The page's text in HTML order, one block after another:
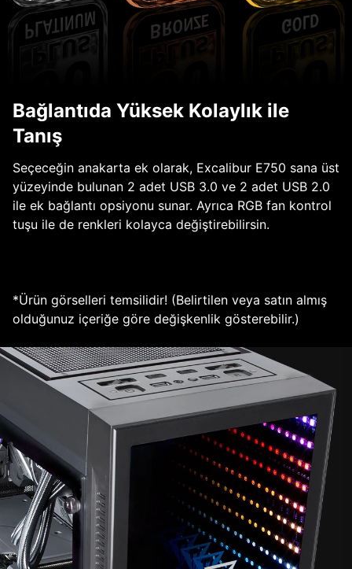
Bağlantıda Yüksek Kolaylık ile
Tanış
Seçeceğin anakarta ek olarak, Excalibur E750 sana üst
yüzeyinde bulunan 2 adet USB 3.0 ve 2 adet USB 2.0
ile ek bağlantı opsiyonu sunar. Ayrıca RGB fan kontrol
tuşu ile de renkleri kolayca değiştirebilirsin.
*Ürün görselleri temsilidir! (Belirtilen veya satın almış
olduğunuz içeriğe göre değişkenlik gösterebilir.)